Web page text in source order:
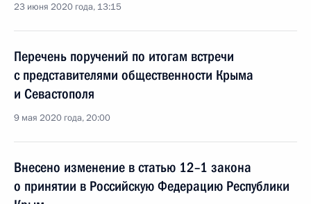
23 июня 2020 года, 13:15
Перечень поручений по итогам встречи
с представителями общественности Крыма
и Севастополя
9 мая 2020 года, 20:00
Внесено изменение в статью 12–1 закона
о принятии в Российскую Федерацию Республики